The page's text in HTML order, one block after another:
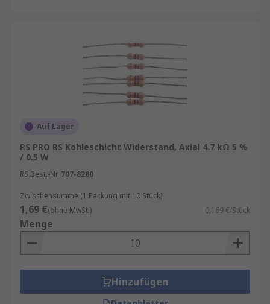
Auf Lager
RS PRO RS Kohleschicht Widerstand, Axial 4.7 kΩ 5 %
/ 0.5 W
RS Best.-Nr. 707-8280
Zwischensumme (1 Packung mit 10 Stück)
1,69 €(ohne MwSt.) 0,169 €/Stück
Menge
Hinzufügen